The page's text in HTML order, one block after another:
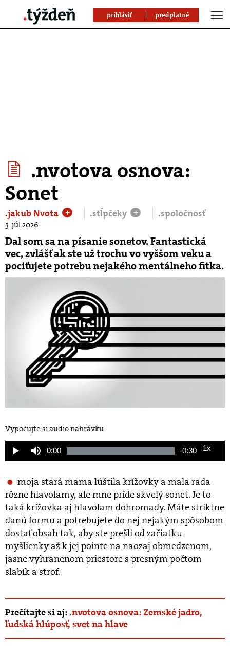
prihlásiť predplatné
.nvotova osnova:
Sonet
.jakub Nvota + .stĺpčeky + .spoločnosť
3. júl 2026
Dal som sa na písanie sonetov. Fantastická
vec, zvlášť ak ste už trochu vo vyššom veku a
pociťujete potrebu nejakého mentálneho fitka.
Vypočujte si audio nahrávku
Play MuteCurrent
0:00
100.00%
Remaining
-0:30 1x
moja stará mama lúštila krížovky a mala rada
rôzne hlavolamy, ale mne príde skvelý sonet. Je to
taká krížovka aj hlavolam dohromady. Máte striktne
danú formu a potrebujete do nej nejakým spôsobom
dostať obsah tak, aby ste prešli od začiatku
myšlienky až k jej pointe na naozaj obmedzenom,
jasne vyhranenom priestore s presným počtom
slabík a strof.
Prečítajte si aj: .nvotova osnova: Zemské jadro,
ľudská hlúposť, svet na hlave